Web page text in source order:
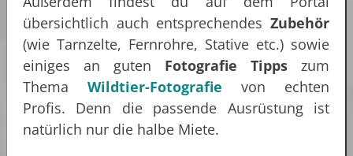
übersichtlich auch entsprechendes Zubehör
(wie Tarnzelte, Fernrohre, Stative etc.) sowie
einiges an guten Fotografie Tipps zum
Thema Wildtier-Fotografie von echten
Profis. Denn die passende Ausrüstung ist
natürlich nur die halbe Miete.